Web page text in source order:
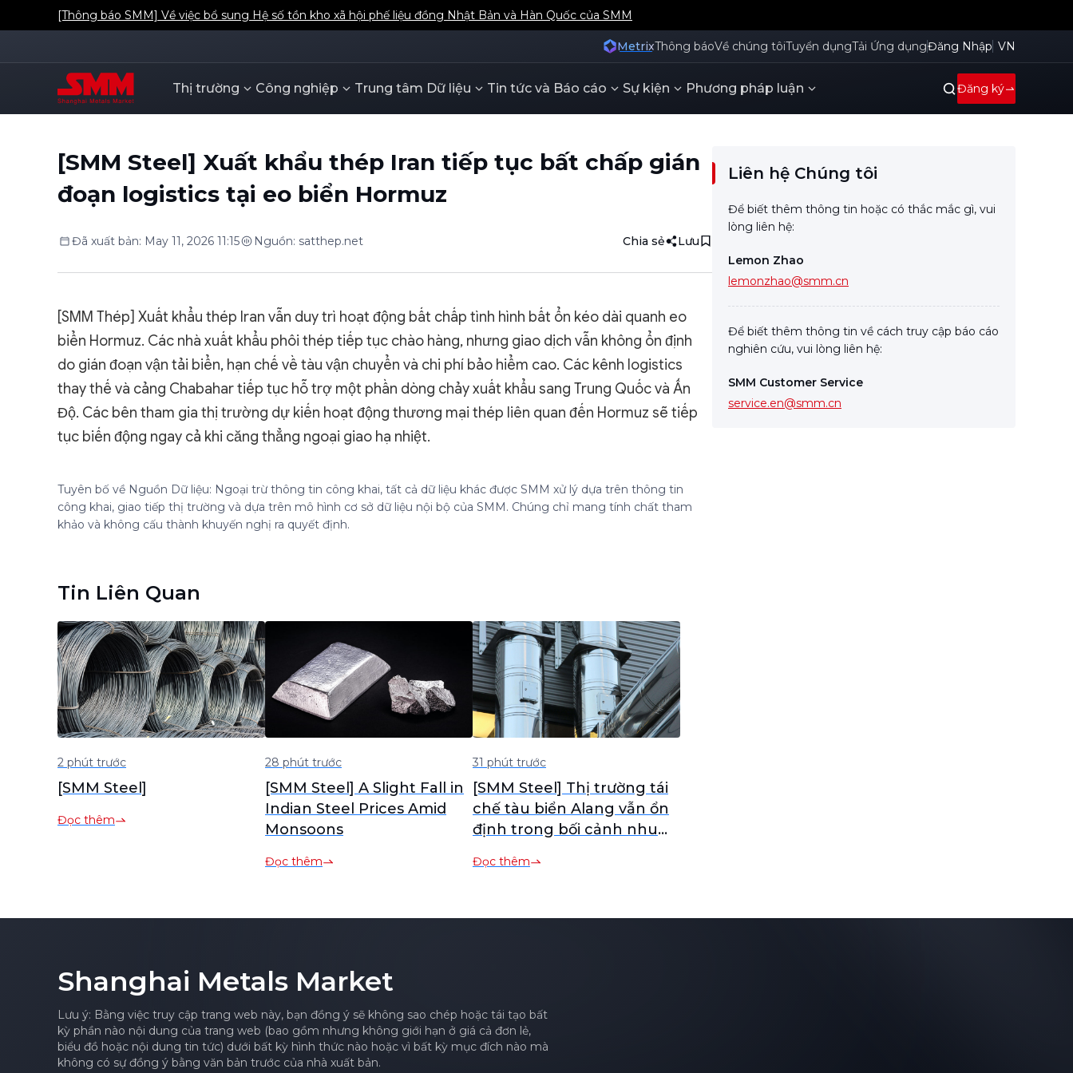
[Thông báo SMM] Về việc bổ sung Hệ số tồn kho xã hội phế liệu đồng Nhật Bản và Hàn Quốc của SMM
MetrixThông báoVề chúng tôiTuyển dụngTải Ứng dụngĐăng Nhập VN
Thị trường Công nghiệp Trung tâm Dữ liệu Tin tức và Báo cáo Sự kiện Phương pháp luận Đăng ký
[SMM Steel] Xuất khẩu thép Iran tiếp tục bất chấp gián
đoạn logistics tại eo biển Hormuz
Đã xuất bản: May 11, 2026 11:15 Nguồn: satthep.net Chia sẻ Lưu
[SMM Thép] Xuất khẩu thép Iran vẫn duy trì hoạt động bất chấp tình hình bất ổn kéo dài quanh eo
biển Hormuz. Các nhà xuất khẩu phôi thép tiếp tục chào hàng, nhưng giao dịch vẫn không ổn định
do gián đoạn vận tải biển, hạn chế về tàu vận chuyển và chi phí bảo hiểm cao. Các kênh logistics
thay thế và cảng Chabahar tiếp tục hỗ trợ một phần dòng chảy xuất khẩu sang Trung Quốc và Ấn
Độ. Các bên tham gia thị trường dự kiến hoạt động thương mại thép liên quan đến Hormuz sẽ tiếp
tục biến động ngay cả khi căng thẳng ngoại giao hạ nhiệt.
Tuyên bố về Nguồn Dữ liệu: Ngoại trừ thông tin công khai, tất cả dữ liệu khác được SMM xử lý dựa trên thông tin
công khai, giao tiếp thị trường và dựa trên mô hình cơ sở dữ liệu nội bộ của SMM. Chúng chỉ mang tính chất tham
khảo và không cấu thành khuyến nghị ra quyết định.
Tin Liên Quan
2 phút trước
[SMM Steel]
Đọc thêm
28 phút trước
[SMM Steel] A Slight Fall in
Indian Steel Prices Amid
Monsoons
Đọc thêm
31 phút trước
[SMM Steel] Thị trường tái
chế tàu biển Alang vẫn ổn
định trong bối cảnh nhu
Đọc thêm
Liên hệ Chúng tôi
Để biết thêm thông tin hoặc có thắc mắc gì, vui
lòng liên hệ:
Lemon Zhao
lemonzhao@smm.cn
Để biết thêm thông tin về cách truy cập báo cáo
nghiên cứu, vui lòng liên hệ:
SMM Customer Service
service.en@smm.cn
Shanghai Metals Market
Lưu ý: Bằng việc truy cập trang web này, bạn đồng ý sẽ không sao chép hoặc tái tạo bất
kỳ phần nào nội dung của trang web (bao gồm nhưng không giới hạn ở giá cả đơn lẻ,
biểu đồ hoặc nội dung tin tức) dưới bất kỳ hình thức nào hoặc vì bất kỳ mục đích nào mà
không có sự đồng ý bằng văn bản trước của nhà xuất bản.